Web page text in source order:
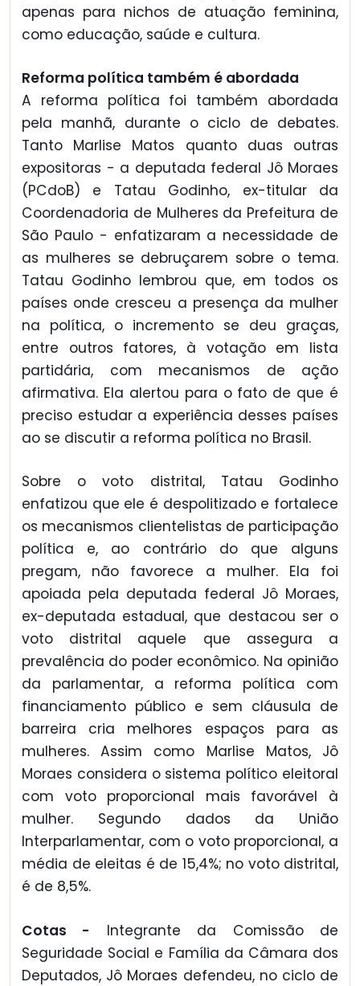
apenas para nichos de atuação feminina,
como educação, saúde e cultura.
Reforma política também é abordada
A reforma política foi também abordada
pela manhã, durante o ciclo de debates.
Tanto Marlise Matos quanto duas outras
expositoras - a deputada federal Jô Moraes
(PCdoB) e Tatau Godinho, ex-titular da
Coordenadoria de Mulheres da Prefeitura de
São Paulo - enfatizaram a necessidade de
as mulheres se debruçarem sobre o tema.
Tatau Godinho lembrou que, em todos os
países onde cresceu a presença da mulher
na política, o incremento se deu graças,
entre outros fatores, à votação em lista
partidária, com mecanismos de ação
afirmativa. Ela alertou para o fato de que é
preciso estudar a experiência desses países
ao se discutir a reforma política no Brasil.
Sobre o voto distrital, Tatau Godinho
enfatizou que ele é despolitizado e fortalece
os mecanismos clientelistas de participação
política e, ao contrário do que alguns
pregam, não favorece a mulher. Ela foi
apoiada pela deputada federal Jô Moraes,
ex-deputada estadual, que destacou ser o
voto distrital aquele que assegura a
prevalência do poder econômico. Na opinião
da parlamentar, a reforma política com
financiamento público e sem cláusula de
barreira cria melhores espaços para as
mulheres. Assim como Marlise Matos, Jô
Moraes considera o sistema político eleitoral
com voto proporcional mais favorável à
mulher. Segundo dados da União
Interparlamentar, com o voto proporcional, a
média de eleitas é de 15,4%; no voto distrital,
é de 8,5%.
Cotas -
Integrante da Comissão de
Seguridade Social e Família da Câmara dos
Deputados, Jô Moraes defendeu, no ciclo de